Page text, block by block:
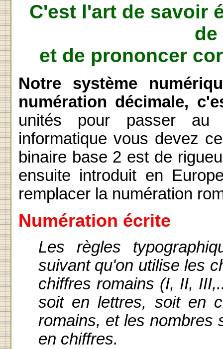
C'est l'art de savoir
et de prononcer
Notre système
numération décimale,
unités pour passer au
informatique vous devez
binaire base 2 est de
ensuite introduit en
remplacer la numération
Numération écrite
Les règles
suivant qu'on utilise les
chiffres romains (I, II,
soit en lettres, soit en
romains, et les nombres
en chiffres.